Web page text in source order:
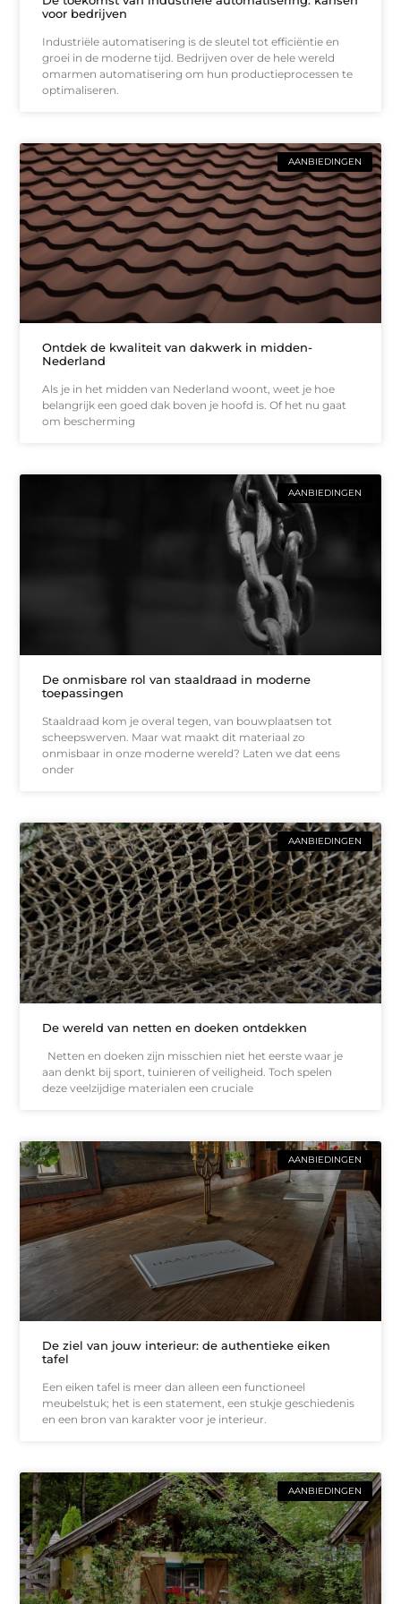
voor bedrijven
Industriële automatisering is de sleutel tot efficiëntie en
groei in de moderne tijd. Bedrijven over de hele wereld
omarmen automatisering om hun productieprocessen te
optimaliseren.
AANBIEDINGEN
Ontdek de kwaliteit van dakwerk in midden-
Nederland
Als je in het midden van Nederland woont, weet je hoe
belangrijk een goed dak boven je hoofd is. Of het nu gaat
om bescherming
AANBIEDINGEN
De onmisbare rol van staaldraad in moderne
toepassingen
Staaldraad kom je overal tegen, van bouwplaatsen tot
scheepswerven. Maar wat maakt dit materiaal zo
onmisbaar in onze moderne wereld? Laten we dat eens
onder
AANBIEDINGEN
De wereld van netten en doeken ontdekken
Netten en doeken zijn misschien niet het eerste waar je
aan denkt bij sport, tuinieren of veiligheid. Toch spelen
deze veelzijdige materialen een cruciale
AANBIEDINGEN
De ziel van jouw interieur: de authentieke eiken
tafel
Een eiken tafel is meer dan alleen een functioneel
meubelstuk; het is een statement, een stukje geschiedenis
en een bron van karakter voor je interieur.
AANBIEDINGEN